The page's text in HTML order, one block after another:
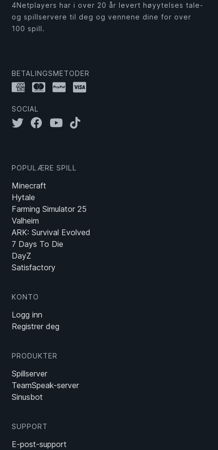
4Netplayers har i over 20 år levert høyytelses tale-
og spillservere til deg og vennene dine for over
100 spill.
BETALINGSMETODER
SOCIAL
POPULÆRE SPILL
Minecraft
Hytale
Farming Simulator 25
Valheim
ARK: Survival Evolved
7 Days To Die
DayZ
Satisfactory
KONTO
Logg inn
Registrer deg
PRODUKTER
Spillserver
TeamSpeak-server
Sinusbot
SUPPORT
E-post-support